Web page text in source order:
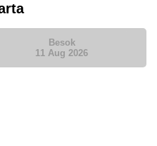
Besok
11 Aug 2026